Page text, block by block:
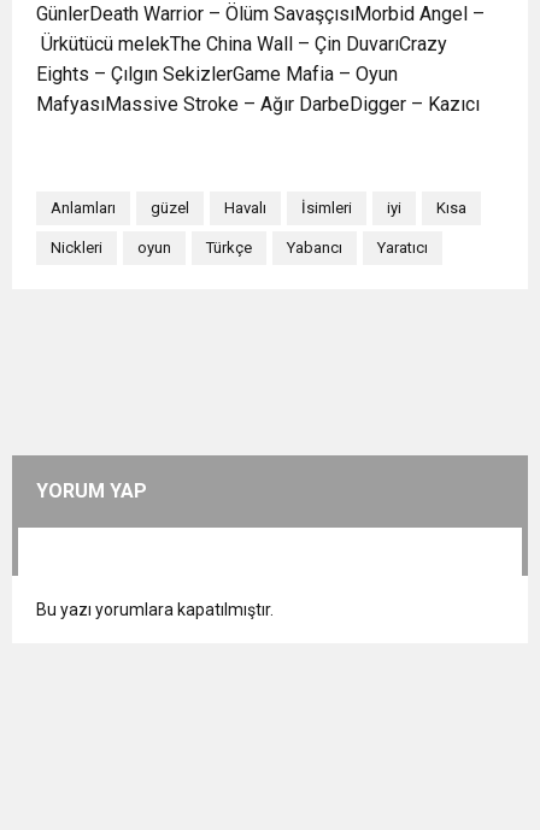
GünlerDeath Warrior – Ölüm SavaşçısıMorbid Angel –
Ürkütücü melekThe China Wall – Çin DuvarıCrazy
Eights – Çılgın SekizlerGame Mafia – Oyun
MafyasıMassive Stroke – Ağır DarbeDigger – Kazıcı
Anlamları güzel Havalı İsimleri iyi Kısa
Nickleri oyun Türkçe Yabancı Yaratıcı
YORUM YAP
Bu yazı yorumlara kapatılmıştır.